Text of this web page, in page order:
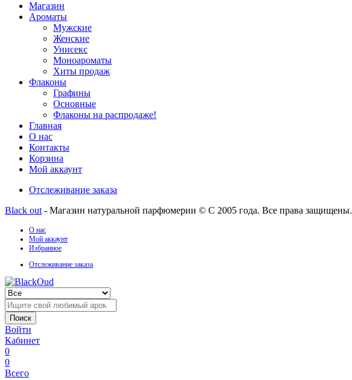
Магазин
Ароматы
Мужские
Женские
Унисекс
Моноароматы
Хиты продаж
Флаконы
Графины
Основные
Флаконы на распродаже!
Главная
О нас
Контакты
Корзина
Мой аккаунт
Отслеживание заказа
Black out - Магазин натуральной парфюмерии © С 2005 года. Все права защищены.
О нас
Мой аккаунт
Избранное
Отслеживание заказа
Поиск
Войти
Кабинет
0
0
Всего